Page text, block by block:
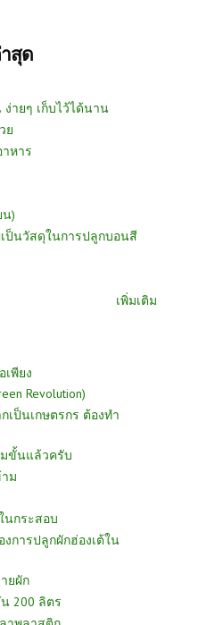
สุด
ายๆ เก็บไว้ได้นาน
ย
หาร
)
ป็นวัสดุในการปลูกบอนสี
เพิ่มเติม
พียง
Revolution)
เป็นเกษตรกร ต้องทำ
มขั้นแล้วครับ
ม
นกระสอบ
การปลูกผักฮ่องเต้ใน
ยผัก
200 ลิตร